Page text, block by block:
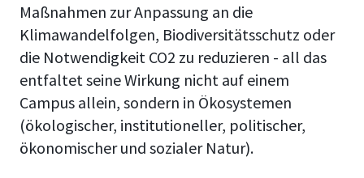
Maßnahmen zur Anpassung an die
Klimawandelfolgen, Biodiversitätsschutz oder
die Notwendigkeit CO2 zu reduzieren - all das
entfaltet seine Wirkung nicht auf einem
Campus allein, sondern in Ökosystemen
(ökologischer, institutioneller, politischer,
ökonomischer und sozialer Natur).